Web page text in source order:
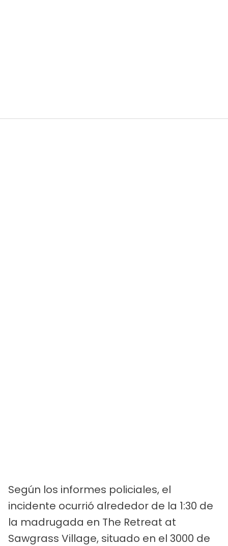
Según los informes policiales, el
incidente ocurrió alrededor de la 1:30 de
la madrugada en The Retreat at
Sawgrass Village, situado en el 3000 de